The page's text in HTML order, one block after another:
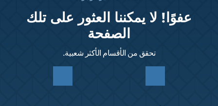
عفوًا! لا يمكننا العثور على تلك
الصفحة
تحقق من الأقسام الأكثر شعبية.